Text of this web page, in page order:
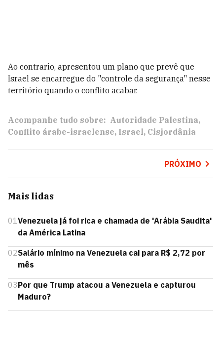
Ao contrario, apresentou um plano que prevê que
Israel se encarregue do "controle da segurança" nesse
território quando o conflito acabar.
Acompanhe tudo sobre: Autoridade Palestina
Conflito árabe-israelense Israel Cisjordânia
PRÓXIMO
Mais lidas
01 Venezuela já foi rica e chamada de 'Arábia Saudita'
da América Latina
02Salário mínimo na Venezuela cai para R$ 2,72 por
mês
03Por que Trump atacou a Venezuela e capturou
Maduro?